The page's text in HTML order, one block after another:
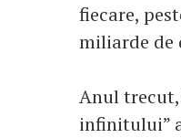
fiecare,
miliarde de
Anul
infinitului”